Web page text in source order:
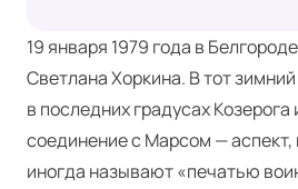
19 января 1979 года в
Светлана Хоркина. В тот
в последних градусах
соединение с Марсом — аспект,
иногда называют «печатью